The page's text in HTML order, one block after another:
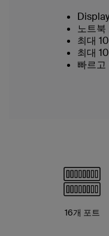
노트북
최대
최대
빠르고
16개 포트